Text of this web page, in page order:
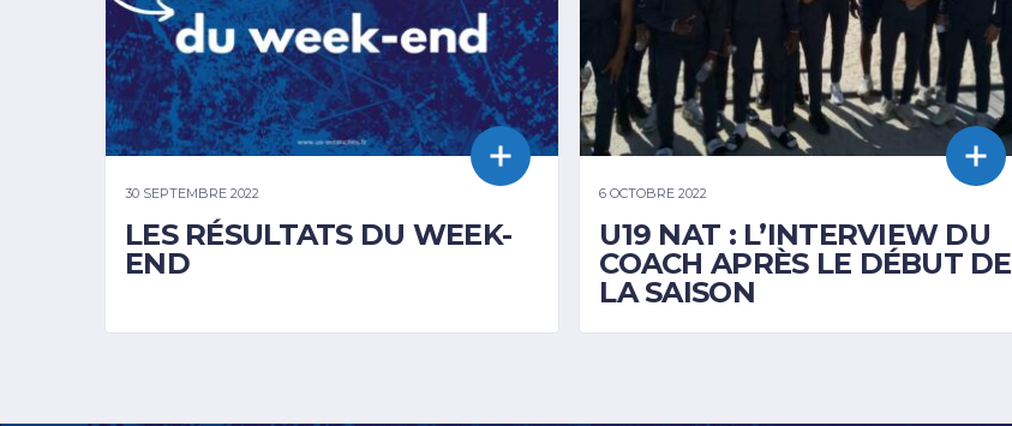
30 SEPTEMBRE 2022
LES RÉSULTATS DU WEEK-
END
6 OCTOBRE 2022
U19 NAT : L’INTERVIEW DU
COACH APRÈS LE DÉBUT DE
LA SAISON